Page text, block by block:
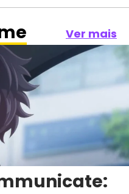
Ver mais